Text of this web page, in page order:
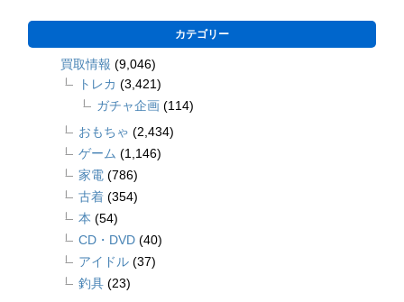
カテゴリー
買取情報 (9,046)
トレカ (3,421)
ガチャ企画 (114)
おもちゃ (2,434)
ゲーム (1,146)
家電 (786)
古着 (354)
本 (54)
CD・DVD (40)
アイドル (37)
釣具 (23)